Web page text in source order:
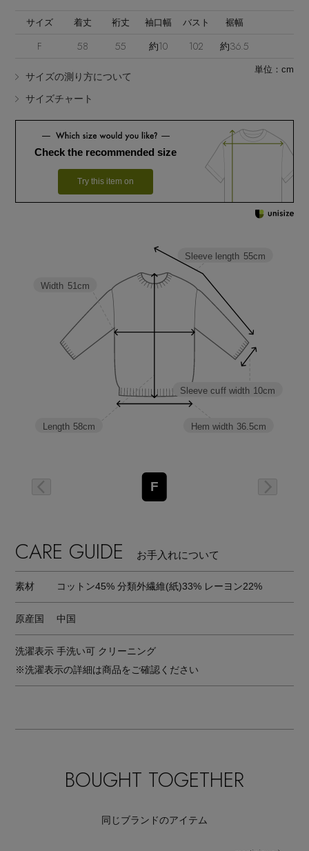
Stay inthe Loop
ELLE SHOP 公式アプリ
サイズ 着丈 裄丈 袖口幅 バスト 裾幅
F 58 55 約10 102 約36.5
サイズの測り方について
サイズチャート
単位：cm
Check the recommended size
Try this item on
Hem width 36.5cm
Sleeve cuff width 10cm
Sleeve length 55cm
Length 58cm
Width 51cm
F
CARE GUIDE お手入れについて
素材 コットン45% 分類外繊維(紙)33% レーヨン22%
原産国 中国
洗濯表示 手洗い可 クリーニング
※洗濯表示の詳細は商品をご確認ください
BOUGHT TOGETHER
同じブランドのアイテム